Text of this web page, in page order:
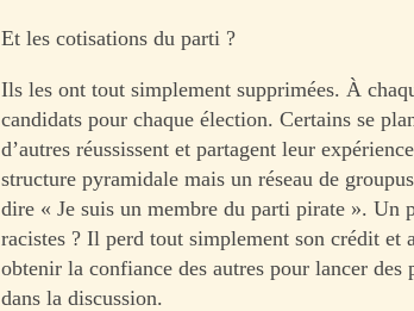
Et les cotisations du parti ?
Ils les ont tout simplement supprimées. À
candidats pour chaque élection. Certains se
d’autres réussissent et partagent leur
structure pyramidale mais un réseau de
dire « Je suis un membre du parti pirate ». Un
racistes ? Il perd tout simplement son crédit et
obtenir la confiance des autres pour lancer des
dans la discussion.